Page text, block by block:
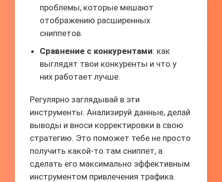
проблемы, которые мешают
отображению расширенных
сниппетов.
Сравнение с конкурентами: как
выглядят твои конкуренты и что у
них работает лучше.
Регулярно заглядывай в эти
инструменты. Анализируй данные, делай
выводы и вноси корректировки в свою
стратегию. Это поможет тебе не просто
получить какой-то там сниппет, а
сделать его максимально эффективным
инструментом привлечения трафика.